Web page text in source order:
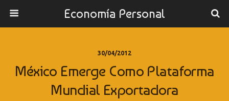
Economía Personal
30/04/2012
México Emerge Como Plataforma
Mundial Exportadora